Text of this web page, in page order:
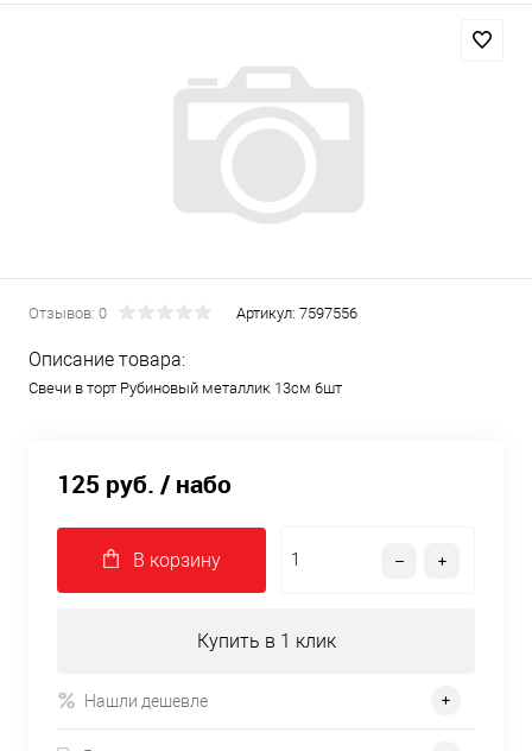
Отзывов: 0 Артикул: 7597556
Описание товара:
Свечи в торт Рубиновый металлик 13см 6шт
125 руб. / набо
В корзину
Купить в 1 клик
Нашли дешевле